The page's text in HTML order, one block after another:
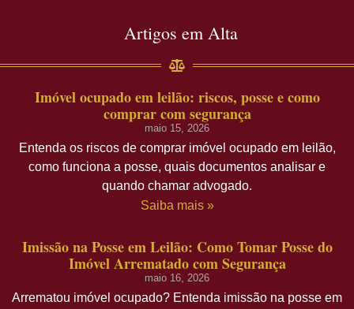
Artigos em Alta
Imóvel ocupado em leilão: riscos, posse e como
comprar com segurança
maio 15, 2026
Entenda os riscos de comprar imóvel ocupado em leilão,
como funciona a posse, quais documentos analisar e
quando chamar advogado.
Saiba mais »
Imissão na Posse em Leilão: Como Tomar Posse do
Imóvel Arrematado com Segurança
maio 16, 2026
Arrematou imóvel ocupado? Entenda imissão na posse em